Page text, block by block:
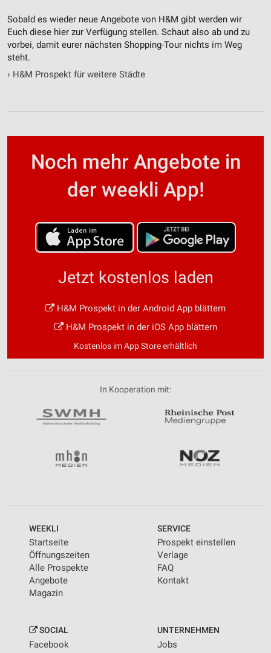
Sobald es wieder neue Angebote von H&M gibt werden wir
Euch diese hier zur Verfügung stellen. Schaut also ab und zu
vorbei, damit eurer nächsten Shopping-Tour nichts im Weg
steht.
› H&M Prospekt für weitere Städte
Noch mehr Angebote in
der weekli App!
Jetzt kostenlos laden
H&M Prospekt in der Android App blättern
H&M Prospekt in der iOS App blättern
Kostenlos im App Store erhältlich
In Kooperation mit:
WEEKLI
Startseite
Öffnungszeiten
Alle Prospekte
Angebote
Magazin
SERVICE
Prospekt einstellen
Verlage
FAQ
Kontakt
SOCIAL
Facebook
UNTERNEHMEN
Jobs